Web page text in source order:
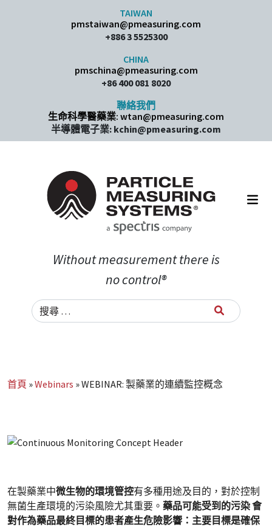
TAIWAN
pmstaiwan@pmeasuring.com
+886 3 5525300
CHINA
pmschina@pmeasuring.com​
+86 400 081 8020
聯絡我們
生命科學醫藥業: wtan@pmeasuring.com
半導體電子業: kchin@pmeasuring.com
Main Navigation
Without measurement there is
no control®
Search for:
首頁 »Webinars »WEBINAR: 製藥業的連續監控概念
在製藥業中微生物的環境管控有多種用途及目的，對於控制
無菌生產環境的污染風險尤其重要。 藥品可能受到的污染會
對作為藥品最終目標的患者產生危險影響：主要目標是確保